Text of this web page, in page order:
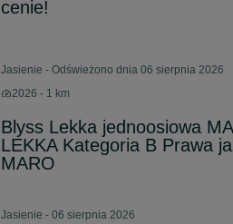
cenie!
Jasienie - Odświeżono dnia 06 sierpnia 2026
2026 - 1 km
Blyss Lekka jednoosiowa
LEKKA Kategoria B Prawa
MARO
Jasienie - 06 sierpnia 2026